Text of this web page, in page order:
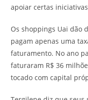
apoiar certas
Os shoppings Uai dão
pagam apenas uma
faturamento. No ano
faturaram R$ 36
tocado com capital